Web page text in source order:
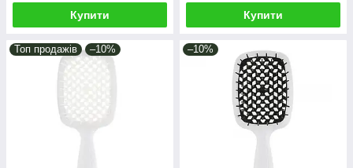
Купити Купити
Топ продажів –10% –10%